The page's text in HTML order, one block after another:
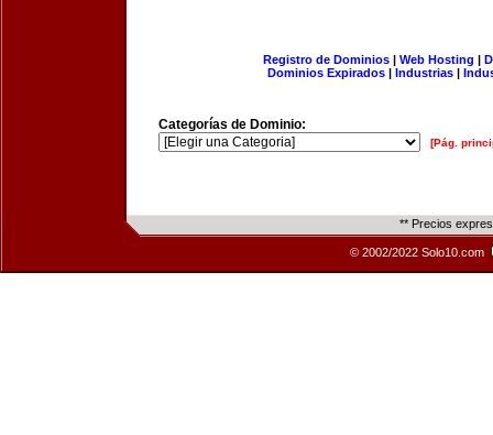
Registro de Dominios| Web Hosting |
Dominios Expirados | Industrias |
Categorías de Dominio:
[Pág.
** Precios
© 2002/2022 Solo10.com